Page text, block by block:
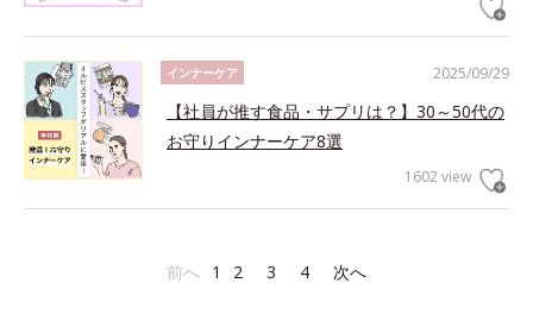
2025/09/29
インナーケア
【社員が推す食品・サプリは？】30～50代の
お守りインナーケア8選
1602 view
前へ 1 2 3 4 次へ